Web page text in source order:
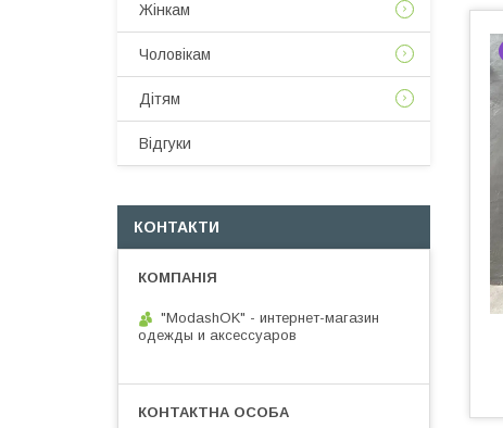
Жінкам
Чоловікам
Дітям
Відгуки
КОНТАКТИ
"ModashOK" - интернет-магазин
одежды и аксессуаров